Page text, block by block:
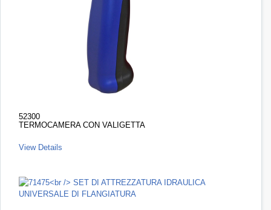
52300
TERMOCAMERA CON VALIGETTA
View Details